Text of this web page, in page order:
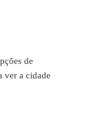
de
ver a cidade